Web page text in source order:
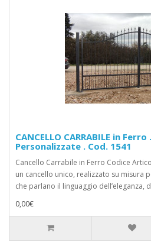
CANCELLO CARRABILE in
Personalizzate . Cod. 1541
Cancello Carrabile in Ferro Codice
un cancello unico, realizzato su misura
che parlano il linguaggio dell’eleganza,
0,00€